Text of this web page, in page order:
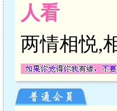
人看
两情相悦,